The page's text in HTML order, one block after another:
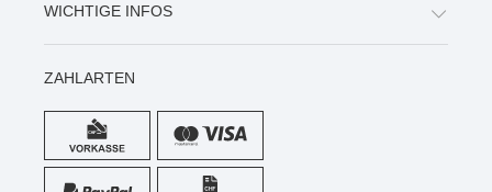
WICHTIGE INFOS
ZAHLARTEN